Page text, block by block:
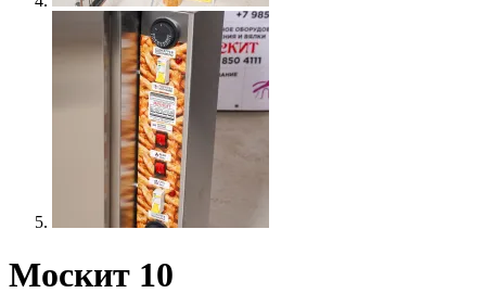
Москит 10